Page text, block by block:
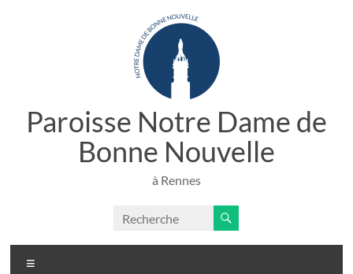
Paroisse Notre Dame de
Bonne Nouvelle
à Rennes